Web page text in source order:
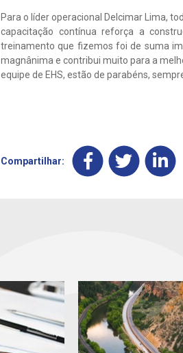
Para o líder operacional Delcimar Lima,
capacitação contínua reforça a
treinamento que fizemos foi de suma
magnânima e contribui muito para a
equipe de EHS, estão de parabéns,
Compartilhar: